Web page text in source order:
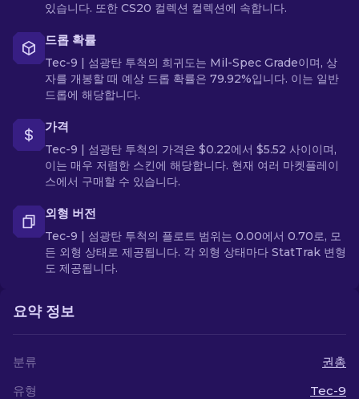
있습니다. 또한 CS20 컬렉션 컬렉션에 속합니다.
드롭 확률
Tec-9 | 섬광탄 투척의 희귀도는 Mil-Spec Grade이며, 상
자를 개봉할 때 예상 드롭 확률은 79.92%입니다. 이는 일반
드롭에 해당합니다.
가격
Tec-9 | 섬광탄 투척의 가격은 $0.22에서 $5.52 사이이며,
이는 매우 저렴한 스킨에 해당합니다. 현재 여러 마켓플레이
스에서 구매할 수 있습니다.
외형 버전
Tec-9 | 섬광탄 투척의 플로트 범위는 0.00에서 0.70로, 모
든 외형 상태로 제공됩니다. 각 외형 상태마다 StatTrak 변형
도 제공됩니다.
요약 정보
분류
권총
유형
Tec-9